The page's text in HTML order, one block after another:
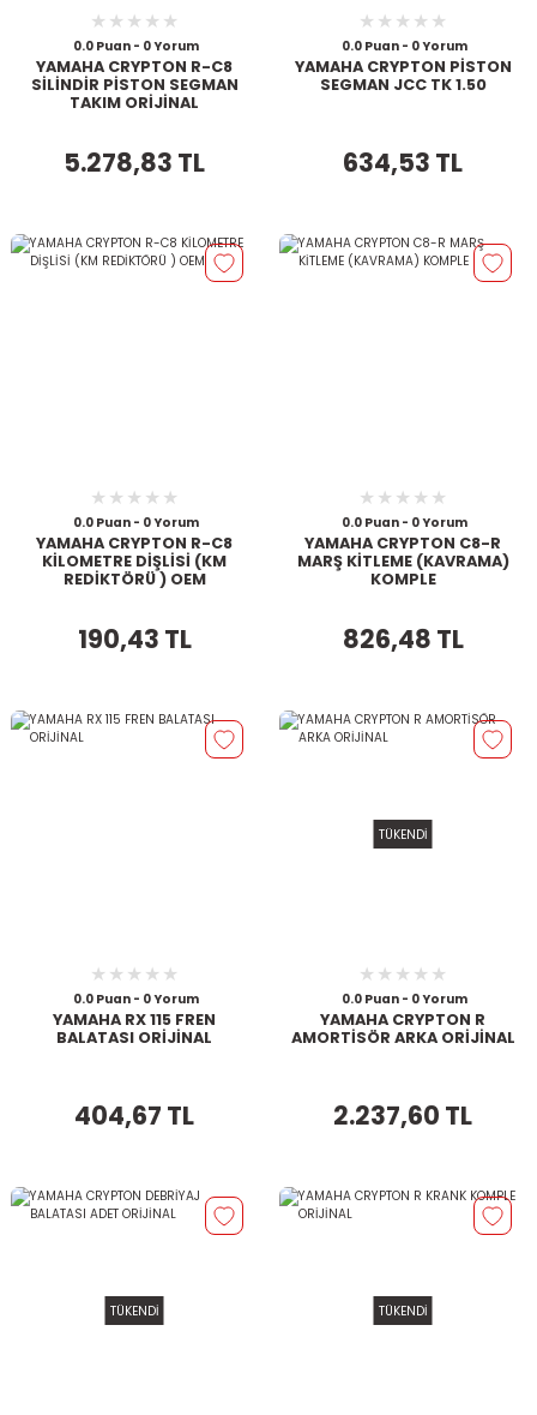
0.0 Puan - 0 Yorum
YAMAHA CRYPTON R-C8
SİLİNDİR PİSTON SEGMAN
TAKIM ORİJİNAL
5.278,83 TL
0.0 Puan - 0 Yorum
YAMAHA CRYPTON PİSTON
SEGMAN JCC TK 1.50
634,53 TL
0.0 Puan - 0 Yorum
YAMAHA CRYPTON R-C8
KİLOMETRE DİŞLİSİ (KM
REDİKTÖRÜ ) OEM
190,43 TL
0.0 Puan - 0 Yorum
YAMAHA CRYPTON C8-R
MARŞ KİTLEME (KAVRAMA)
KOMPLE
826,48 TL
0.0 Puan - 0 Yorum
YAMAHA RX 115 FREN
BALATASI ORİJİNAL
404,67 TL
TÜKENDİ
0.0 Puan - 0 Yorum
YAMAHA CRYPTON R
AMORTİSÖR ARKA ORİJİNAL
2.237,60 TL
TÜKENDİ TÜKENDİ